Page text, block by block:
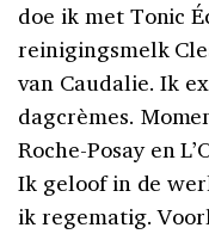
doe ik met Tonic
reinigingsmelk
van Caudalie. Ik
dagcrèmes.
Roche-Posay en
Ik geloof in de
ik regematig.